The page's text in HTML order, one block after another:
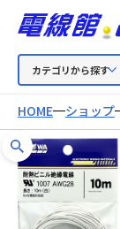
カテゴリから探す
HOME ショップ